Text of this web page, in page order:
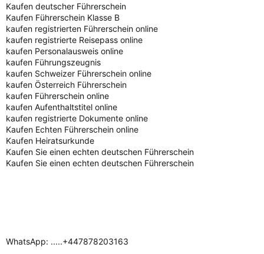
Kaufen deutscher Führerschein
Kaufen Führerschein Klasse B
kaufen registrierten Führerschein online
kaufen registrierte Reisepass online
kaufen Personalausweis online
kaufen Führungszeugnis
kaufen Schweizer Führerschein online
kaufen Österreich Führerschein
kaufen Führerschein online
kaufen Aufenthaltstitel online
kaufen registrierte Dokumente online
Kaufen Echten Führerschein online
Kaufen Heiratsurkunde
Kaufen Sie einen echten deutschen Führerschein
Kaufen Sie einen echten deutschen Führerschein
WhatsApp: .....+447878203163